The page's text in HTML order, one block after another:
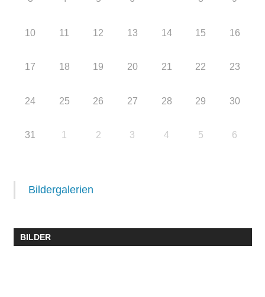
10 11 12 13 14 15 16
17 18 19 20 21 22 23
24 25 26 27 28 29 30
31 1 2 3 4 5 6
Bildergalerien
BILDER